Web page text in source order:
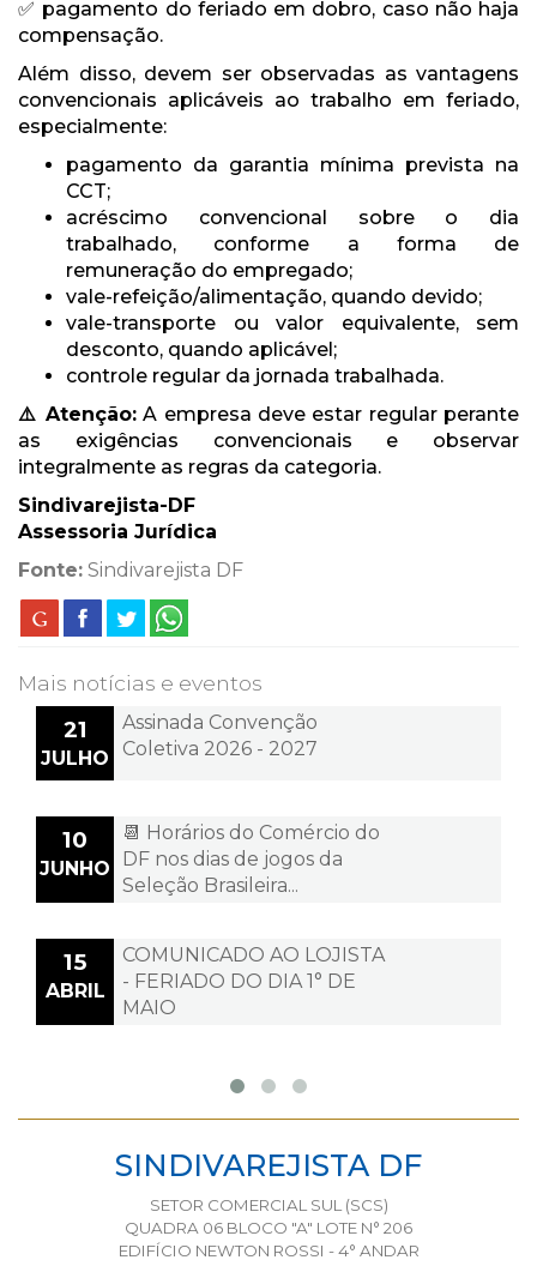
✅ pagamento do feriado em dobro, caso não haja
compensação.
Além disso, devem ser observadas as vantagens
convencionais aplicáveis ao trabalho em feriado,
especialmente:
pagamento da garantia mínima prevista na
CCT;
acréscimo convencional sobre o dia
trabalhado, conforme a forma de
remuneração do empregado;
vale-refeição/alimentação, quando devido;
vale-transporte ou valor equivalente, sem
desconto, quando aplicável;
controle regular da jornada trabalhada.
⚠️ Atenção:A empresa deve estar regular perante
as exigências convencionais e observar
integralmente as regras da categoria.
Sindivarejista-DF
Assessoria Jurídica
Fonte: Sindivarejista DF
Mais notícias e eventos
21
JULHO
Assinada Convenção
Coletiva 2026 - 2027
10
JUNHO
📆 Horários do Comércio do
DF nos dias de jogos da
Seleção Brasileira...
15
ABRIL
COMUNICADO AO LOJISTA
- FERIADO DO DIA 1° DE
MAIO
SINDIVAREJISTA DF
SETOR COMERCIAL SUL (SCS)
QUADRA 06 BLOCO "A" LOTE N° 206
EDIFÍCIO NEWTON ROSSI - 4° ANDAR